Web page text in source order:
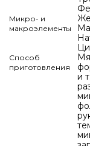
Микро- и
макроэлементы
Способ
приготовления
и